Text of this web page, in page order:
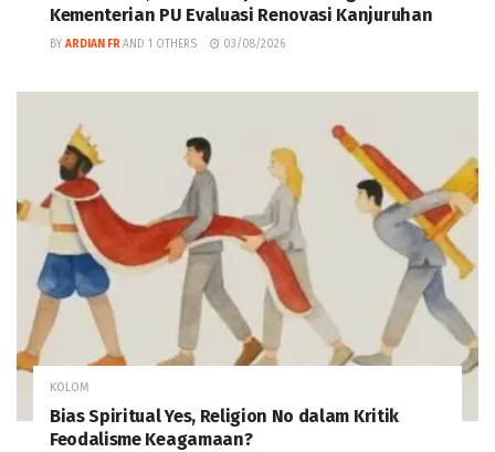
Kementerian PU Evaluasi Renovasi Kanjuruhan
BY ARDIAN FR AND 1 OTHERS 03/08/2026
KOLOM
Bias Spiritual Yes, Religion No dalam Kritik
Feodalisme Keagamaan?